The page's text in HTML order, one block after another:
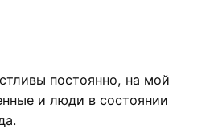
постоянно, на мой
и люди в состоянии